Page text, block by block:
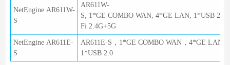
NetEngine AR611W-
S
AR611W-
S, 1*GE COMBO WAN, 4*GE LAN, 1*USB 2.0,
Fi 2.4G+5G
NetEngine AR611E-
S
AR611E-S，1*GE COMBO WAN，4*GE LAN，
1*USB 2.0